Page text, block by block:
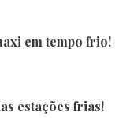
em tempo frio!
estações frias!